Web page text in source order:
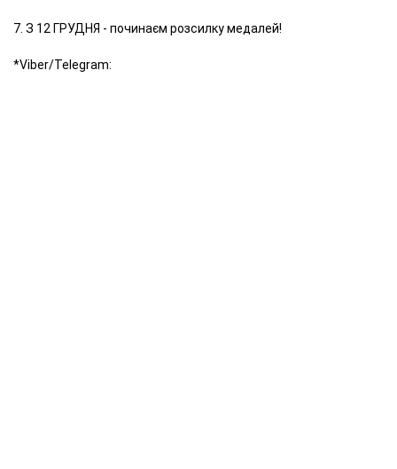
7. З 12 ГРУДНЯ - починаєм розсилку медалей!
*Viber/Telegram: